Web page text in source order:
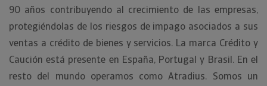
90 años contribuyendo al crecimiento de las empresas,
protegiéndolas de los riesgos de impago asociados a sus
ventas a crédito de bienes y servicios. La marca Crédito y
Caución está presente en España, Portugal y Brasil. En el
resto del mundo operamos como Atradius. Somos un